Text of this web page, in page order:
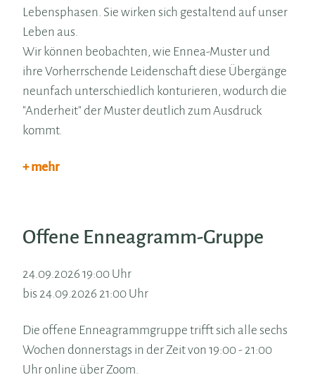
Lebensphasen. Sie wirken sich gestaltend auf unser
Leben aus.
Wir können beobachten, wie Ennea-Muster und
ihre Vorherrschende Leidenschaft diese Übergänge
neunfach unterschiedlich konturieren, wodurch die
"Anderheit" der Muster deutlich zum Ausdruck
kommt.
+ mehr
Offene Enneagramm-Gruppe
24.09.2026 19:00 Uhr
bis 24.09.2026 21:00 Uhr
Die offene Enneagrammgruppe trifft sich alle sechs
Wochen donnerstags in der Zeit von 19:00 - 21:00
Uhr online über Zoom.